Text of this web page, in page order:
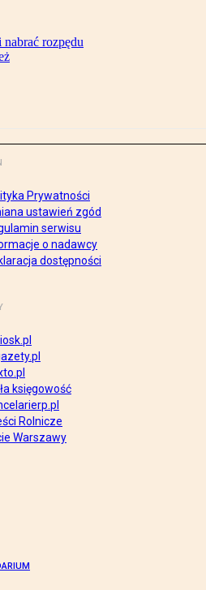
rozpędu
Prywatności
ustawień zgód
serwisu
o nadawcy
dostępności
księgowość
Rolnicze
Warszawy